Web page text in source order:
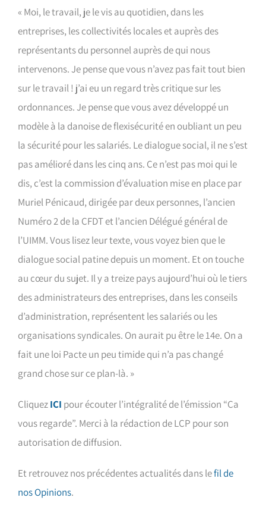
« Moi, le travail, je le vis au quotidien, dans les
entreprises, les collectivités locales et auprès des
représentants du personnel auprès de qui nous
intervenons. Je pense que vous n’avez pas fait tout bien
sur le travail ! j’ai eu un regard très critique sur les
ordonnances. Je pense que vous avez développé un
modèle à la danoise de flexisécurité en oubliant un peu
la sécurité pour les salariés. Le dialogue social, il ne s’est
pas amélioré dans les cinq ans. Ce n’est pas moi qui le
dis, c’est la commission d’évaluation mise en place par
Muriel Pénicaud, dirigée par deux personnes, l’ancien
Numéro 2 de la CFDT et l’ancien Délégué général de
l’UIMM. Vous lisez leur texte, vous voyez bien que le
dialogue social patine depuis un moment. Et on touche
au cœur du sujet. Il y a treize pays aujourd’hui où le tiers
des administrateurs des entreprises, dans les conseils
d’administration, représentent les salariés ou les
organisations syndicales. On aurait pu être le 14e. On a
fait une loi Pacte un peu timide qui n’a pas changé
grand chose sur ce plan-là. »
CliquezICI pour écouter l’intégralité de l’émission “Ça
vous regarde”. Merci à la rédaction de LCP pour son
autorisation de diffusion.
Et retrouvez nos précédentes actualités dans lefil de
nos Opinions.